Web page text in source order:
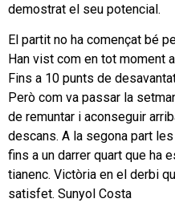
demostrat el seu potencial.
El partit no ha començat bé
Han vist com en tot moment
Fins a 10 punts de
Però com va passar la
de remuntar i aconseguir
descans. A la segona part
fins a un darrer quart que ha
tianenc. Victòria en el derbi
satisfet. Sunyol Costa